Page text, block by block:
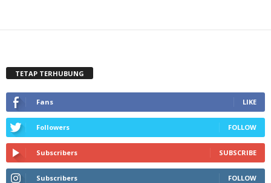
TETAP TERHUBUNG
Fans LIKE
Followers FOLLOW
Subscribers SUBSCRIBE
Subscribers FOLLOW